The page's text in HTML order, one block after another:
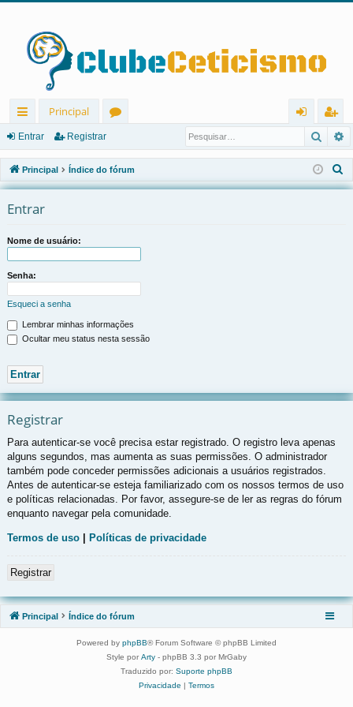
in
ks
rá
pi
os
Principal
u
ns
ra
r
eg
ist
ra
Entrar Registrar
Principal Índice do fórum
e
Entrar
Nome de usuário:
Senha:
Esqueci a senha
Lembrar minhas informações
Ocultar meu status nesta sessão
Registrar
Para autenticar-se você precisa estar registrado. O registro leva apenas
alguns segundos, mas aumenta as suas permissões. O administrador
também pode conceder permissões adicionais a usuários registrados.
Antes de autenticar-se esteja familiarizado com os nossos termos de uso
e políticas relacionadas. Por favor, assegure-se de ler as regras do fórum
enquanto navegar pela comunidade.
Termos de uso Políticas de privacidade
Registrar
Principal Índice do fórum
Powered by phpBB® Forum Software © phpBB Limited
Style por Arty - phpBB 3.3 por MrGaby
Traduzido por: Suporte phpBB
Privacidade | Termos